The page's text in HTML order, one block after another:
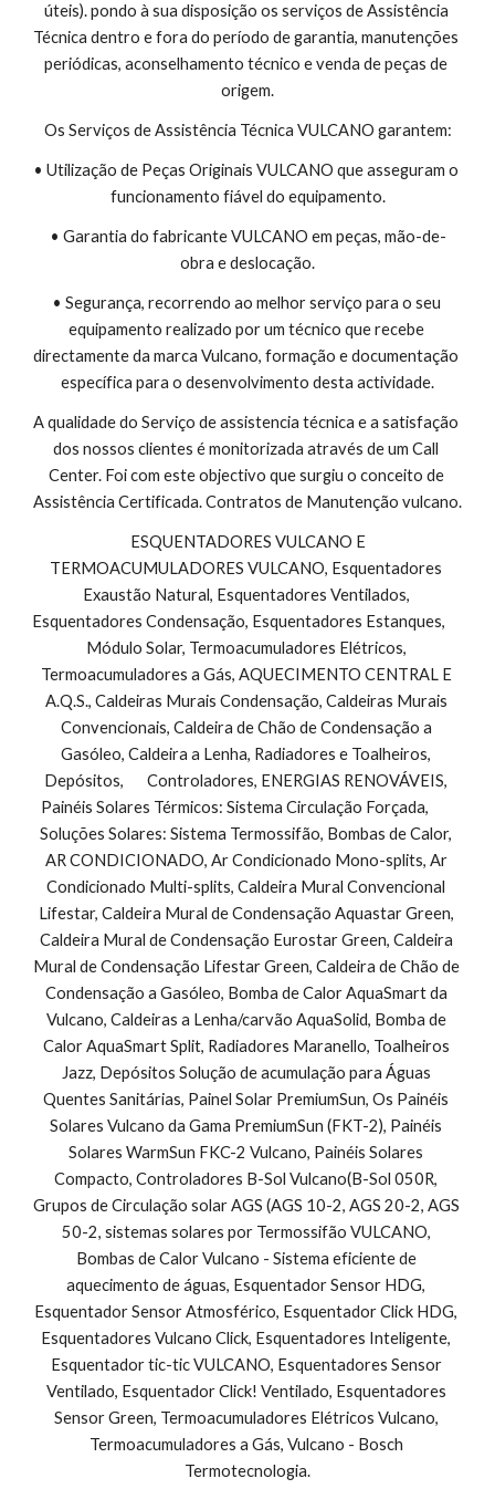
úteis). pondo à sua disposição os serviços de Assistência
Técnica dentro e fora do período de garantia, manutenções
periódicas, aconselhamento técnico e venda de peças de
origem.
Os Serviços de Assistência Técnica VULCANO garantem:
• Utilização de Peças Originais VULCANO que asseguram o
funcionamento fiável do equipamento.
• Garantia do fabricante VULCANO em peças, mão-de-
obra e deslocação.
• Segurança, recorrendo ao melhor serviço para o seu
equipamento realizado por um técnico que recebe
directamente da marca Vulcano, formação e documentação
específica para o desenvolvimento desta actividade.
A qualidade do Serviço de assistencia técnica e a satisfação
dos nossos clientes é monitorizada através de um Call
Center. Foi com este objectivo que surgiu o conceito de
Assistência Certificada. Contratos de Manutenção vulcano.
TERMOACUMULADORES VULCANO, Esquentadores
Exaustão Natural, Esquentadores Ventilados,
Esquentadores Condensação, Esquentadores Estanques,
Módulo Solar, Termoacumuladores Elétricos,
Termoacumuladores a Gás, AQUECIMENTO CENTRAL E
A.Q.S., Caldeiras Murais Condensação, Caldeiras Murais
Convencionais, Caldeira de Chão de Condensação a
Gasóleo, Caldeira a Lenha, Radiadores e Toalheiros,
Depósitos,       Controladores, ENERGIAS RENOVÁVEIS,
Painéis Solares Térmicos: Sistema Circulação Forçada,
Soluções Solares: Sistema Termossifão, Bombas de Calor,
AR CONDICIONADO, Ar Condicionado Mono-splits, Ar
Condicionado Multi-splits, Caldeira Mural Convencional
Lifestar, Caldeira Mural de Condensação Aquastar Green,
Caldeira Mural de Condensação Eurostar Green, Caldeira
Mural de Condensação Lifestar Green, Caldeira de Chão de
Condensação a Gasóleo, Bomba de Calor AquaSmart da
Vulcano, Caldeiras a Lenha/carvão AquaSolid, Bomba de
Calor AquaSmart Split, Radiadores Maranello, Toalheiros
Jazz, Depósitos Solução de acumulação para Águas
Quentes Sanitárias, Painel Solar PremiumSun, Os Painéis
Solares Vulcano da Gama PremiumSun (FKT-2), Painéis
Solares WarmSun FKC-2 Vulcano, Painéis Solares
Compacto, Controladores B-Sol Vulcano(B-Sol 050R,
Grupos de Circulação solar AGS (AGS 10-2, AGS 20-2, AGS
50-2, sistemas solares por Termossifão VULCANO,
Bombas de Calor Vulcano - Sistema eficiente de
aquecimento de águas, Esquentador Sensor HDG,
Esquentador Sensor Atmosférico, Esquentador Click HDG,
Esquentadores Vulcano Click, Esquentadores Inteligente,
Esquentador tic-tic VULCANO, Esquentadores Sensor
Ventilado, Esquentador Click! Ventilado, Esquentadores
Sensor Green, Termoacumuladores Elétricos Vulcano,
Termoacumuladores a Gás, Vulcano - Bosch
Termotecnologia.